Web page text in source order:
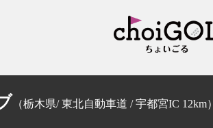
（栃木県/ 東北自動車道 / 宇都宮IC 12km）